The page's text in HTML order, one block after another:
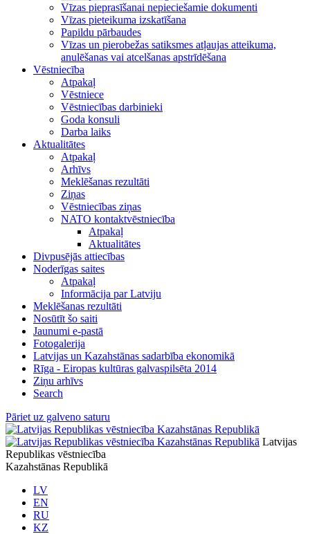
Vīzas pieprasīšanai nepieciešamie dokumenti
Vīzas pieteikuma izskatīšana
Papildu pārbaudes
Vīzas un pierobežas satiksmes atļaujas atteikuma,
anulēšanas vai atcelšanas apstrīdēšana
Vēstniecība
Atpakaļ
Vēstniece
Vēstniecības darbinieki
Goda konsuli
Darba laiks
Aktualitātes
Atpakaļ
Arhīvs
Meklēšanas rezultāti
Ziņas
Vēstniecības ziņas
NATO kontaktvēstniecība
Atpakaļ
Aktualitātes
Divpusējās attiecības
Noderīgas saites
Atpakaļ
Informācija par Latviju
Meklēšanas rezultāti
Nosūtīt šo saiti
Jaunumi e-pastā
Fotogalerija
Latvijas un Kazahstānas sadarbība ekonomikā
Rīga - Eiropas kultūras galvaspilsēta 2014
Ziņu arhīvs
Search
Pāriet uz galveno saturu
Latvijas
Republikas vēstniecība
Kazahstānas Republikā
LV
EN
RU
KZ